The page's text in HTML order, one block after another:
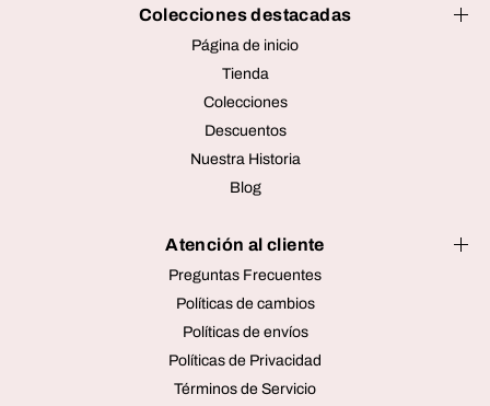
Colecciones destacadas
Página de inicio
Tienda
Colecciones
Descuentos
Nuestra Historia
Blog
Atención al cliente
Preguntas Frecuentes
Políticas de cambios
Políticas de envíos
Políticas de Privacidad
Términos de Servicio